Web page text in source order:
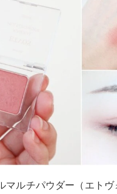
マルチパウダー（エトヴ